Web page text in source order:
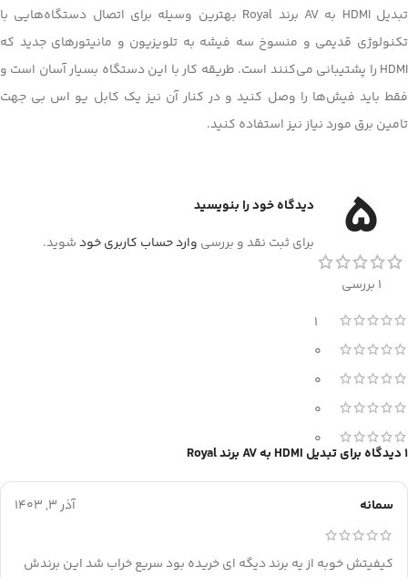
تبدیل HDMI به AV برند Royal بهترین وسیله برای اتصال دستگاه‌هایی با
تکنولوژی قدیمی و منسوخ سه فیشه به تلویزیون و مانیتورهای جدید که
HDMI را پشتیبانی می‌کنند است. طریقه کار با این دستگاه بسیار آسان است و
فقط باید فیش‌ها را وصل کنید و در کنار آن نیز یک کابل یو اس بی جهت
تامین برق مورد نیاز نیز استفاده کنید.
5
1 بررسی
1
0
0
0
0
1 دیدگاه برای تبدیل HDMI به AV برند Royal
سمانه آذر 3, 1403
کیفیتش خوبه از یه برند دیگه ای خریده بود سریع خراب شد این برندش
دیدگاه خود را بنویسید
برای ثبت نقد و بررسی وارد حساب کاربری خودشوید.